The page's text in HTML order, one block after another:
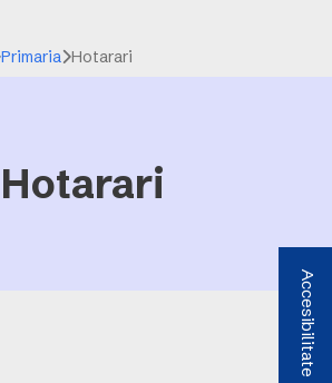
Primaria Hotarari
Hotarari
Accesibilitate